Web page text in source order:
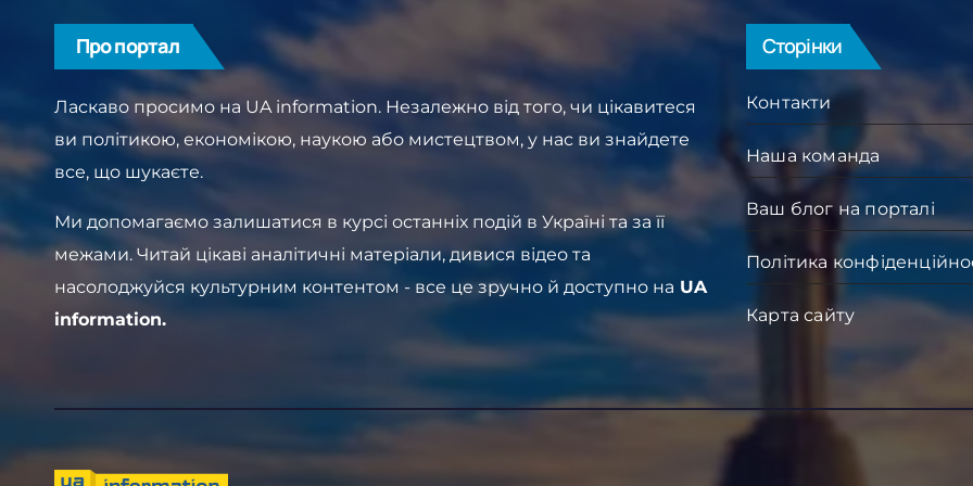
Про портал
Ласкаво просимо на UA information. Незалежно від того, чи цікавитеся
ви політикою, економікою, наукою або мистецтвом, у нас ви знайдете
все, що шукаєте.
Ми допомагаємо залишатися в курсі останніх подій в Україні та за її
межами. Читай цікаві аналітичні матеріали, дивися відео та
насолоджуйся культурним контентом - все це зручно й доступно на UA
information.
Сторінки
Контакти
Наша команда
Ваш блог на порталі
Політика
Карта сайту